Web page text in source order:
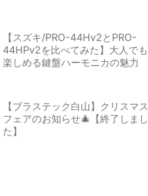
【スズキ/PRO-44Hv2とPRO-
44HPv2を比べてみた】大人でも
楽しめる鍵盤ハーモニカの魅力
【ブラステック白山】クリスマス
フェアのお知らせ🎄【終了しまし
た】